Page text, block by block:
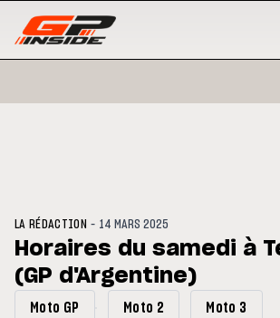
du GP de Grande-
retour en
LA RÉDACTION - 14 MARS 2025
Horaires du samedi à
(GP d'Argentine)
Moto GP Moto 2 Moto 3